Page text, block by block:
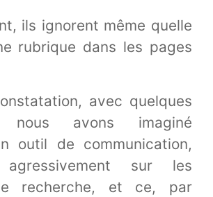
ils ignorent même quelle
rubrique dans les pages
avec quelques
nous avons imaginé
outil de communication,
agressivement sur les
recherche, et ce, par